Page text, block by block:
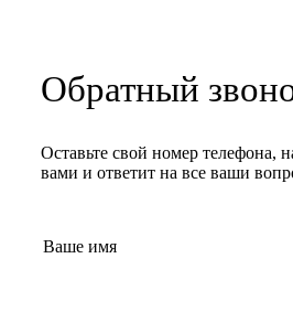
Обратный
Оставьте свой номер телефона,
вами и ответит на все ваши